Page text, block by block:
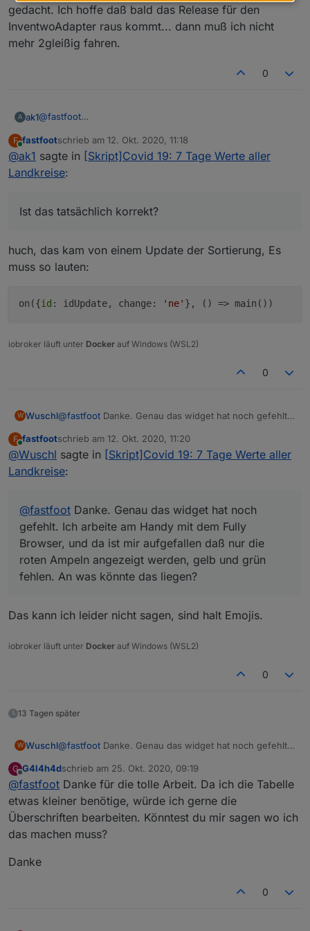
Zeichen unterstützt werden. Am Laptop mit dem
Chrome Browser wird mir z.B. auch nur die rote
Ampel angezeigt.
Auf meinem Tablet verwende ich auch den Fully
dass es bei dir am Handy dann nicht geht.
Variablennamen passen entsprechend nicht)
var symbolOK="✅";  // auch möglich:
var symbolKO="❌";     //z.b. auch "<font
Edit:
Ich hab die alte Diskussion wiedergefunden:
gedacht. Ich hoffe daß bald das Release für den
InventwoAdapter raus kommt... dann muß ich nicht
mehr 2gleißig fahren.
0
A ak1@fastfoot
Eindruck, dass es nicht durch ein Update des Covid-19
Statistik Adapters richtig getriggert wird.
Bei mir aktualisiert er scheinbar nur, wenn ich das Skript
//run whenever Covid 19 adapter updates data
Ist das tatsächlich korrekt?
F
Online
fastfootschrieb am 12. Okt. 2020, 11:18
zuletzt editiert von
@ak1 sagte in [Skript]Covid 19: 7 Tage Werte aller
Landkreise:
Ist das tatsächlich korrekt?
huch, das kam von einem Update der Sortierung, Es
muss so lauten:
on({id : idUpdate, change: 'ne' }, () => main())
iobroker läuft unter Docker auf Windows (WSL2)
0
W Wuschl@fastfoot Danke. Genau das widget hat noch gefehlt.
mir aufgefallen daß nur die roten Ampeln angezeigt
werden, gelb und grün fehlen. An was könnte das
liegen?
F
Online
fastfootschrieb am 12. Okt. 2020, 11:20
zuletzt editiert von
@Wuschl sagte in [Skript]Covid 19: 7 Tage Werte aller
Landkreise:
@fastfoot Danke. Genau das widget hat noch
gefehlt. Ich arbeite am Handy mit dem Fully
Browser, und da ist mir aufgefallen daß nur die
roten Ampeln angezeigt werden, gelb und grün
fehlen. An was könnte das liegen?
Das kann ich leider nicht sagen, sind halt Emojis.
iobroker läuft unter Docker auf Windows (WSL2)
0
13 Tagen später
W Wuschl@fastfoot Danke. Genau das widget hat noch gefehlt.
mir aufgefallen daß nur die roten Ampeln angezeigt
werden, gelb und grün fehlen. An was könnte das
liegen?
G
Offline
G4l4h4dschrieb am 25. Okt. 2020, 09:19
zuletzt editiert von
@fastfoot Danke für die tolle Arbeit. Da ich die Tabelle
etwas kleiner benötige, würde ich gerne die
Überschriften bearbeiten. Könntest du mir sagen wo ich
das machen muss?
Danke
0